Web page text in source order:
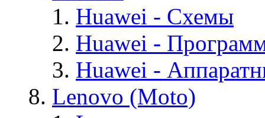
Huawei - Cхемы
Huawei -
Huawei -
Lenovo (Moto)